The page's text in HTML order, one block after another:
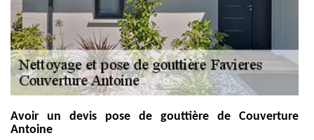
Avoir un devis pose de gouttière de Couverture
Antoine